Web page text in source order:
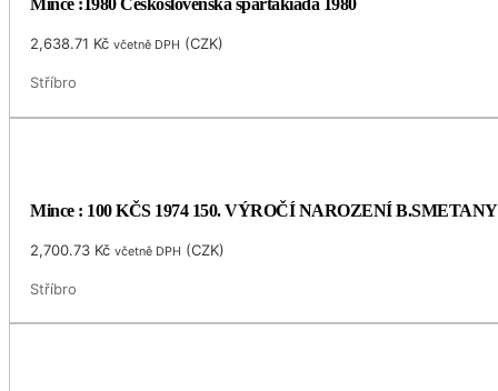
Mince :1980 Československá spartakiáda 1980
2,638.71 Kč včetně DPH (CZK)
Stříbro
Mince : 100 KČS 1974 150. VÝROČÍ NAROZENÍ B.SMETANY
2,700.73 Kč včetně DPH (CZK)
Stříbro